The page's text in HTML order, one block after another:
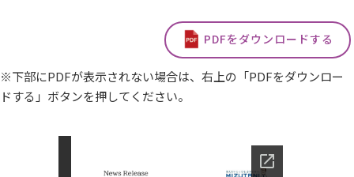
PDFをダウンロードする
※下部にPDFが表示されない場合は、右上の「PDFをダウンロー
ドする」ボタンを押してください。